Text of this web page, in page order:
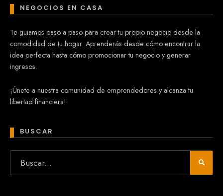
NEGOCIOS EN CASA
Te guiamos paso a paso para crear tu propio negocio desde la
comodidad de tu hogar. Aprenderás desde cómo encontrar la
idea perfecta hasta cómo promocionar tu negocio y generar
ingresos.
¡Únete a nuestra comunidad de emprendedores y alcanza tu
libertad financiera!
BUSCAR